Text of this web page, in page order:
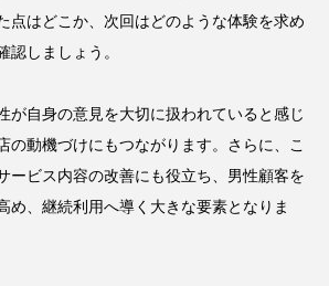
点はどこか、次回はどのような体験を求め
認しましょう。
が自身の意見を大切に扱われていると感じ
の動機づけにもつながります。さらに、こ
ービス内容の改善にも役立ち、男性顧客を
め、継続利用へ導く大きな要素となりま